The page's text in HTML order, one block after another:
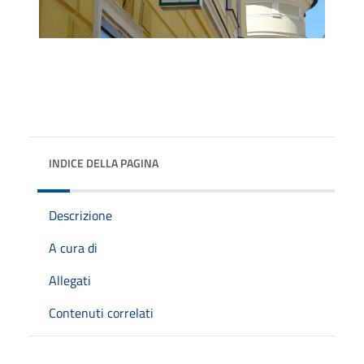
INDICE DELLA PAGINA
Descrizione
A cura di
Allegati
Contenuti correlati